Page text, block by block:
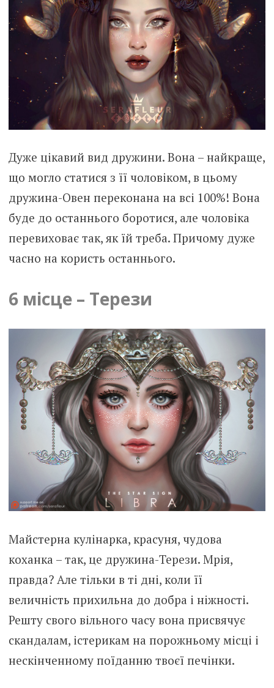
Дуже цікавий вид дружини. Вона – найкраще,
що могло статися з її чоловіком, в цьому
дружина-Овен переконана на всі 100%! Вона
буде до останнього боротися, але чоловіка
перевиховає так, як їй треба. Причому дуже
часно на користь останнього.
6 місце – Терези
Майстерна кулінарка, красуня, чудова
коханка – так, це дружина-Терези. Мрія,
правда? Але тільки в ті дні, коли її
величність прихильна до добра і ніжності.
Решту свого вільного часу вона присвячує
скандалам, істерикам на порожньому місці і
нескінченному поїданню твоєї печінки.